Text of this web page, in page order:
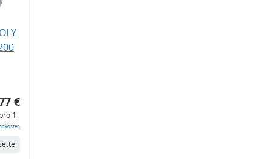
€
1 l